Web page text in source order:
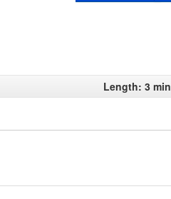
Length: 3 min